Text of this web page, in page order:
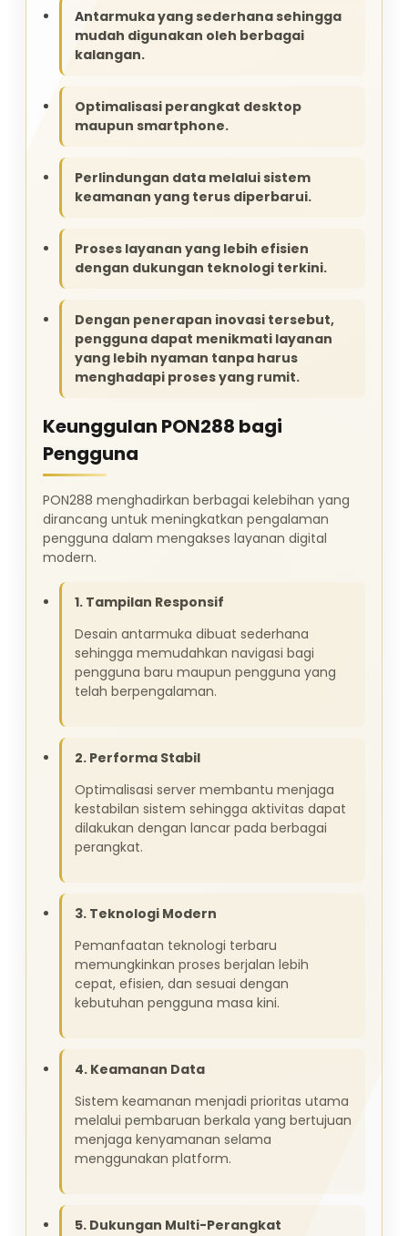
Antarmuka yang sederhana sehingga
mudah digunakan oleh berbagai
kalangan.
Optimalisasi perangkat desktop
maupun smartphone.
Perlindungan data melalui sistem
keamanan yang terus diperbarui.
Proses layanan yang lebih efisien
dengan dukungan teknologi terkini.
Dengan penerapan inovasi tersebut,
pengguna dapat menikmati layanan
yang lebih nyaman tanpa harus
menghadapi proses yang rumit.
Keunggulan PON288 bagi
Pengguna
PON288 menghadirkan berbagai kelebihan yang
dirancang untuk meningkatkan pengalaman
pengguna dalam mengakses layanan digital
modern.
1. Tampilan Responsif
Desain antarmuka dibuat sederhana
sehingga memudahkan navigasi bagi
pengguna baru maupun pengguna yang
telah berpengalaman.
2. Performa Stabil
Optimalisasi server membantu menjaga
kestabilan sistem sehingga aktivitas dapat
dilakukan dengan lancar pada berbagai
perangkat.
3. Teknologi Modern
Pemanfaatan teknologi terbaru
memungkinkan proses berjalan lebih
cepat, efisien, dan sesuai dengan
kebutuhan pengguna masa kini.
4. Keamanan Data
Sistem keamanan menjadi prioritas utama
melalui pembaruan berkala yang bertujuan
menjaga kenyamanan selama
menggunakan platform.
5. Dukungan Multi-Perangkat